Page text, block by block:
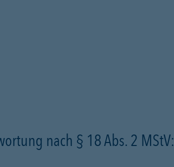
nach § 18 Abs. 2 MStV: